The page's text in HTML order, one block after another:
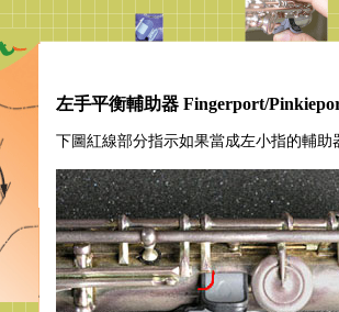
左手平衡輔助器 Fingerport/
下圖紅線部分指示如果當成左小指的輔